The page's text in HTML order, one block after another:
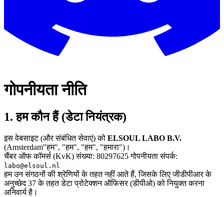
गोपनीयता नीति
1. हम कौन हैं (डेटा नियंत्रक)
इस वेबसाइट (और संबंधित सेवाएं) को ELSOUL LABO B.V.
(Amsterdam"हम", "हम", "हम", "हमारा")।
चैंबर ऑफ कॉमर्स (KvK) संख्या: 80297625 गोपनीयता संपर्क:
labo@elsoul.nl
हम उन संगठनों की श्रेणियों के तहत नहीं आते हैं, जिसके लिए जीडीपीआर के
अनुच्छेद 37 के तहत डेटा प्रोटेक्शन ऑफिसर (डीपीओ) को नियुक्त करना
अनिवार्य है।